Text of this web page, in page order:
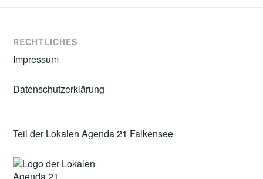
RECHTLICHES
Impressum
Datenschutzerklärung
Teil der Lokalen Agenda 21 Falkensee